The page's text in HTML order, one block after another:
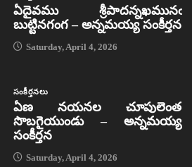
ఏదైవము శ్రీపాదన్నఖమునఁ
బుట్టినగంగ – అన్నమయ్య సంకీర్తన
Saturday, April 4, 2026
సంకీర్తనలు
ఏణ నయనల చూపులెంత
సొబగైయుండు – అన్నమయ్య
సంకీర్తన
Saturday, April 4, 2026